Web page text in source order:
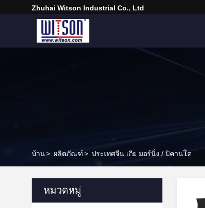
Zhuhai Witson Industrial Co., Ltd
บ้าน> ผลิตภัณฑ์> ประเทศจีน เกีย มอร์นิ่ง / ปิคานโต
หมวดหมู่